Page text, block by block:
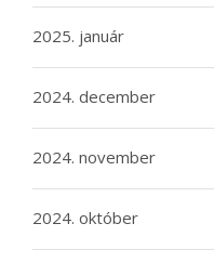
2025. január
2024. december
2024. november
2024. október